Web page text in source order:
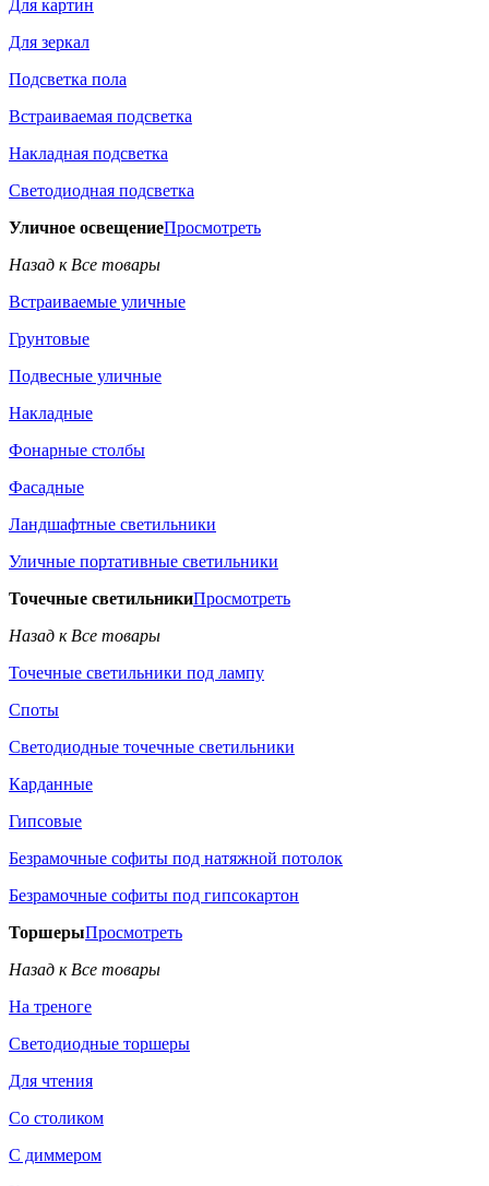
Для картин
Для зеркал
Подсветка пола
Встраиваемая подсветка
Накладная подсветка
Светодиодная подсветка
Уличное освещениеПросмотреть
Назад к Все товары
Встраиваемые уличные
Грунтовые
Подвесные уличные
Накладные
Фонарные столбы
Фасадные
Ландшафтные светильники
Уличные портативные светильники
Точечные светильникиПросмотреть
Назад к Все товары
Точечные светильники под лампу
Споты
Светодиодные точечные светильники
Карданные
Гипсовые
Безрамочные софиты под натяжной потолок
Безрамочные софиты под гипсокартон
ТоршерыПросмотреть
Назад к Все товары
На треноге
Светодиодные торшеры
Для чтения
Со столиком
С диммером